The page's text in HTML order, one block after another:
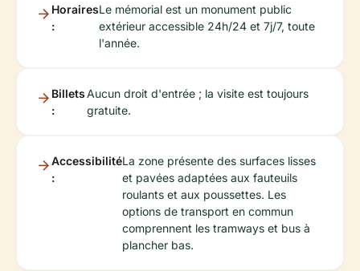
Horaires
:
Le mémorial est un monument public
extérieur accessible 24h/24 et 7j/7, toute
l'année.
Billets
:
Aucun droit d'entrée ; la visite est toujours
gratuite.
Accessibilité
:
La zone présente des surfaces lisses
et pavées adaptées aux fauteuils
roulants et aux poussettes. Les
options de transport en commun
comprennent les tramways et bus à
plancher bas.